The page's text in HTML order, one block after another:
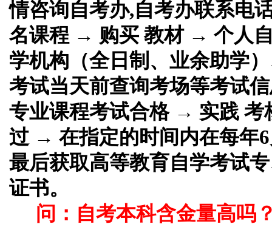
情咨询自考办,自考办联系电
名课程 → 购买 教材 → 个人
学机构（全日制、业余助学
考试当天前查询考场等考试
专业课程考试合格 → 实践
过 → 在指定的时间内在每年
最后获取高等教育自学考试
证书。
问：自考本科含金量高吗